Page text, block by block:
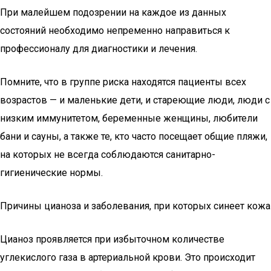
При малейшем подозрении на каждое из данных
состояний необходимо непременно направиться к
профессионалу для диагностики и лечения.
Помните, что в группе риска находятся пациенты всех
возрастов — и маленькие дети, и стареющие люди, люди с
низким иммунитетом, беременные женщины, любители
бани и сауны, а также те, кто часто посещает общие пляжи,
на которых не всегда соблюдаются санитарно-
гигиенические нормы.
Причины цианоза и заболевания, при которых синеет кожа
Цианоз проявляется при избыточном количестве
углекислого газа в артериальной крови. Это происходит